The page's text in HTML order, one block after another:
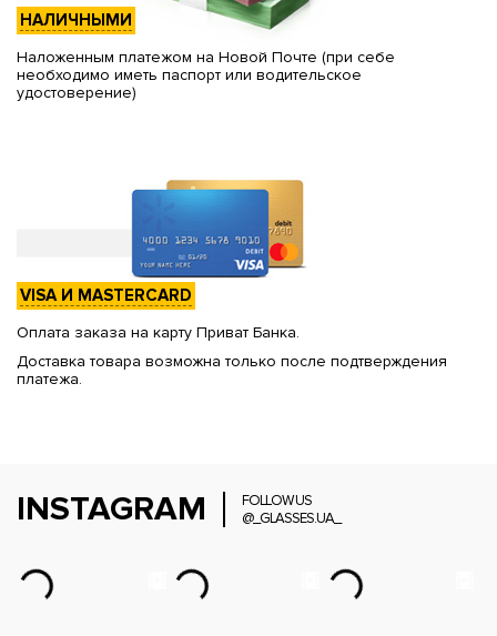
НАЛИЧНЫМИ
Наложенным платежом на Новой Почте (при себе
необходимо иметь паспорт или водительское
удостоверение)
VISA И MASTERCARD
Оплата заказа на карту Приват Банка.
Доставка товара возможна только после подтверждения
платежа.
INSTAGRAM
FOLLOW US
@_GLASSES.UA_